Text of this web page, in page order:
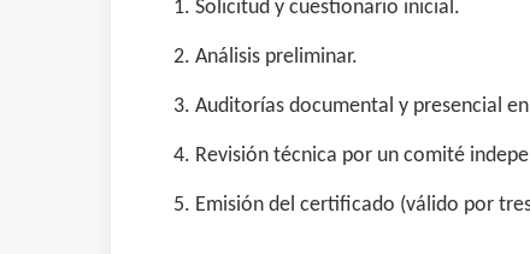
Solicitud y cuestionario inicial.
Análisis preliminar.
Auditorías documental y presencial
Revisión técnica por un comité
Emisión del certificado (válido por